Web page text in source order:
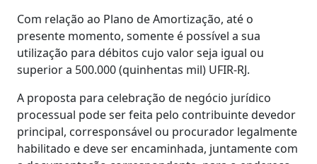
Com relação ao Plano de Amortização, até o
presente momento, somente é possível a sua
utilização para débitos cujo valor seja igual ou
superior a 500.000 (quinhentas mil) UFIR-RJ.
A proposta para celebração de negócio jurídico
processual pode ser feita pelo contribuinte devedor
principal, corresponsável ou procurador legalmente
habilitado e deve ser encaminhada, juntamente com